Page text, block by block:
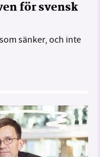
för svensk
sänker, och inte